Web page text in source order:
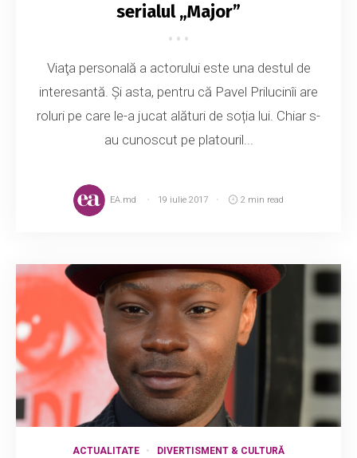
serialul „Major”
Viaţa personală a actorului este una destul de
interesantă. Și asta, pentru că Pavel Prilucinîi are
roluri pe care le-a jucat alături de soția lui. Chiar s-
au cunoscut pe platouril...
EA.md 19 iulie 2017 2 min read
ACTUALITATE DIVERTISMENT & CULTURĂ